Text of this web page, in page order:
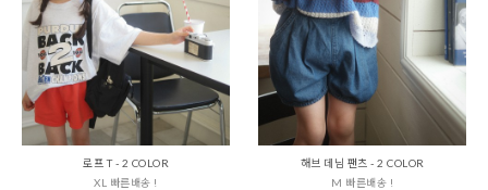
로프 T - 2 COLOR
XL 빠른배송 !
해브 데님 팬츠 - 2 COLOR
M 빠른배송 !